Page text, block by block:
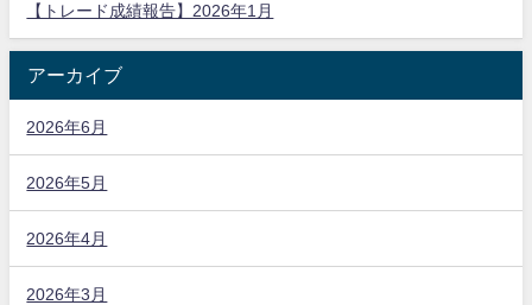
【トレード成績報告】2026年1月
アーカイブ
2026年6月
2026年5月
2026年4月
2026年3月